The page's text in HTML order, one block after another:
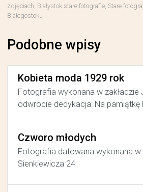
zdjęciach, Białystok stare fotografie, Stare
Białegostoku
Podobne wpisy
Kobieta moda 1929 rok
Fotografia wykonana w zakładzie
odwrocie dedykacja: Na
Czworo młodych
Fotografia datowana wykonana w
Sienkiewicza 24